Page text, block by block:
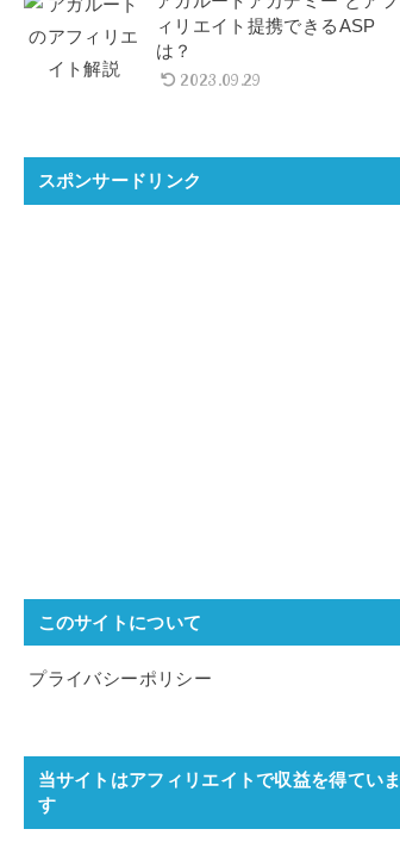
ィリエイト提携できるASP
は？
2023.09.29
スポンサードリンク
このサイトについて
プライバシーポリシー
当サイトはアフィリエイトで収益を得ていま
す